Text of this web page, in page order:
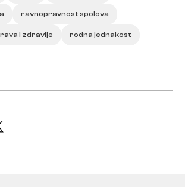
ravnopravnost spolova
i zdravlje rodna jednakost